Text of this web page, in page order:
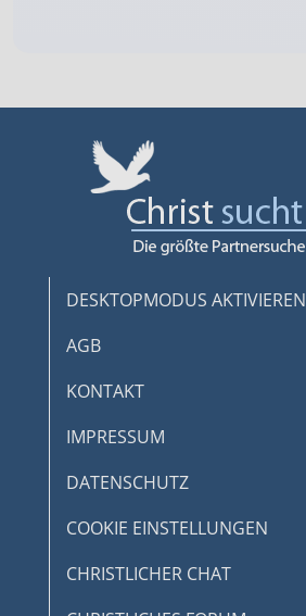
DESKTOPMODUS AKTIVIEREN
AGB
KONTAKT
IMPRESSUM
DATENSCHUTZ
COOKIE EINSTELLUNGEN
CHRISTLICHER CHAT